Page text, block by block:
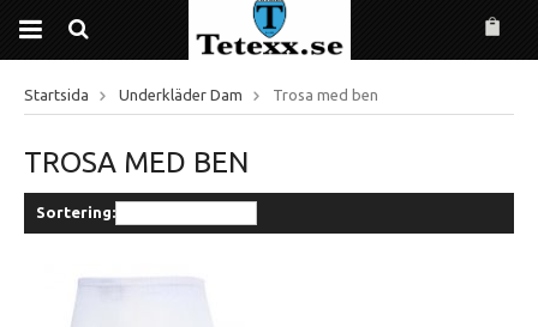
Startsida Underkläder Dam Trosa med ben
TROSA MED BEN
Sortering: